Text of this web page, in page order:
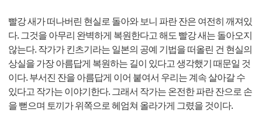
빨강 새가 떠나버린 현실로 돌아와 보니 파란 잔은 여전히 깨져있
다. 그것을 아무리 완벽하게 복원한다고 해도 빨강 새는 돌아오지
않는다. 작가가 킨츠기라는 일본의 공예 기법을 떠올린 건 현실의
상실을 가장 아름답게 복원하는 길이 있다고 생각했기 때문일 것
이다. 부서진 잔을 아름답게 이어 붙여서 우리는 계속 살아갈 수
있다고 작가는 이야기한다. 그래서 작가는 온전한 파란 잔으로 손
을 뻗으며 토끼가 위쪽으로 헤엄쳐 올라가게 그렸을 것이다.